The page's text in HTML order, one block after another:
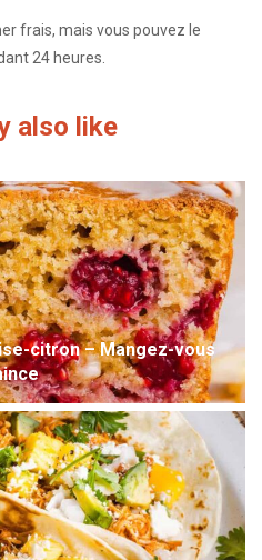
frais, mais vous pouvez le
24 heures.
also like
citron – Mangez-vous